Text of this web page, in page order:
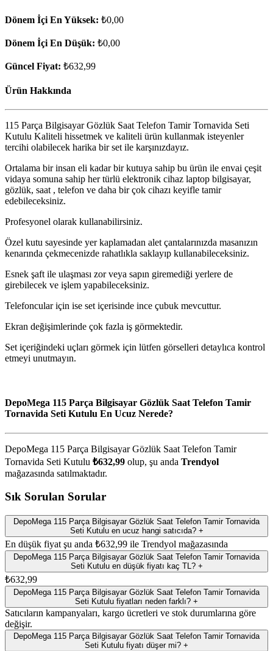
Dönem İçi En Yüksek: ₺0,00
Dönem İçi En Düşük: ₺0,00
Güncel Fiyat: ₺632,99
Ürün Hakkında
115 Parça Bilgisayar Gözlük Saat Telefon Tamir Tornavida Seti
Kutulu Kaliteli hissetmek ve kaliteli ürün kullanmak isteyenler
tercihi olabilecek harika bir set ile karşınızdayız.
Ortalama bir insan eli kadar bir kutuya sahip bu ürün ile envai çeşit
vidaya somuna sahip her türlü elektronik cihaz laptop bilgisayar,
gözlük, saat , telefon ve daha bir çok cihazı keyifle tamir
edebileceksiniz.
Profesyonel olarak kullanabilirsiniz.
Özel kutu sayesinde yer kaplamadan alet çantalarınızda masanızın
kenarında çekmecenizde rahatlıkla saklayıp kullanabileceksiniz.
Esnek şaft ile ulaşması zor veya sapın giremediği yerlere de
girebilecek ve işlem yapabileceksiniz.
Telefoncular için ise set içerisinde ince çubuk mevcuttur.
Ekran değişimlerinde çok fazla iş görmektedir.
Set içeriğindeki uçları görmek için lütfen görselleri detaylıca kontrol
etmeyi unutmayın.
DepoMega 115 Parça Bilgisayar Gözlük Saat Telefon Tamir
Tornavida Seti Kutulu En Ucuz Nerede?
DepoMega 115 Parça Bilgisayar Gözlük Saat Telefon Tamir
Tornavida Seti Kutulu ₺632,99 olup, şu anda Trendyol
mağazasında satılmaktadır.
Sık Sorulan Sorular
DepoMega 115 Parça Bilgisayar Gözlük Saat Telefon Tamir Tornavida
Seti Kutulu en ucuz hangi satıcıda? +
En düşük fiyat şu anda ₺632,99 ile Trendyol mağazasında
DepoMega 115 Parça Bilgisayar Gözlük Saat Telefon Tamir Tornavida
Seti Kutulu en düşük fiyatı kaç TL? +
₺632,99
DepoMega 115 Parça Bilgisayar Gözlük Saat Telefon Tamir Tornavida
Seti Kutulu fiyatları neden farklı? +
Satıcıların kampanyaları, kargo ücretleri ve stok durumlarına göre
değişir.
DepoMega 115 Parça Bilgisayar Gözlük Saat Telefon Tamir Tornavida
Seti Kutulu fiyatı düşer mi? +